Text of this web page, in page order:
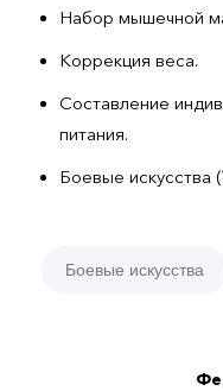
Набор мышечной
Коррекция веса.
Составление
питания.
Боевые искусства
Боевые искусства